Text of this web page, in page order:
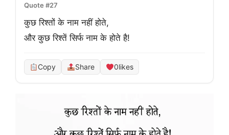
Quote #27
कुछ रिश्तों के नाम नहीं होते,
और कुछ रिश्तें सिर्फ नाम के होते है!
Copy Share 0likes